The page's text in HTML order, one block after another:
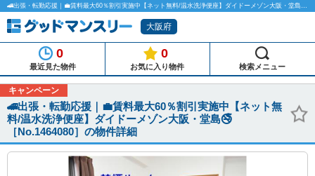
🚄出張・転勤応援｜💼賃料最大60％割引実施中【ネット無料/温水洗浄便座】ダイドーメゾン大阪・堂島🚭［No.1464080］のマンスリーマンション物件詳細「グッドマンスリー」
大阪府
0
最近見た物件
0
お気に入り物件 検索メニュー
キャンペーン
🚄出張・転勤応援｜💼賃料最大60％割引実施中【ネット無
料/温水洗浄便座】ダイドーメゾン大阪・堂島🚭
［No.1464080］の物件詳細